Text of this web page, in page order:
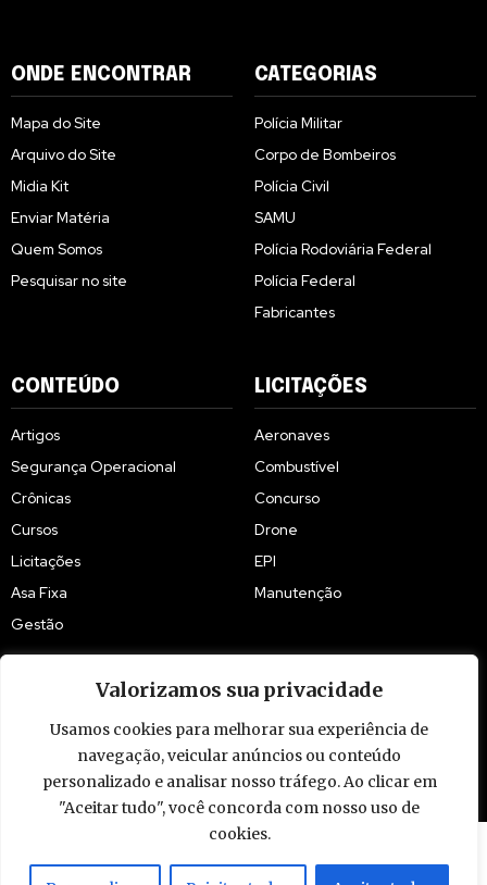
Valorizamos sua privacidade
Usamos cookies para melhorar sua experiência de
navegação, veicular anúncios ou conteúdo
personalizado e analisar nosso tráfego. Ao clicar em
"Aceitar tudo", você concorda com nosso uso de
cookies.
ONDE ENCONTRAR
Mapa do Site
Arquivo do Site
Midia Kit
Enviar Matéria
Quem Somos
Pesquisar no site
CATEGORIAS
Polícia Militar
Corpo de Bombeiros
Polícia Civil
SAMU
Polícia Rodoviária Federal
Polícia Federal
Fabricantes
CONTEÚDO
Artigos
Segurança Operacional
Crônicas
Cursos
Licitações
Asa Fixa
Gestão
LICITAÇÕES
Aeronaves
Combustível
Concurso
Drone
EPI
Manutenção
© 2009 - 2026 Piloto Policial. Todos os direitos reservados. Brasil.